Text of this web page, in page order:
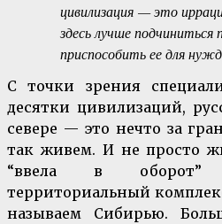
цивилизация — это
здесь лучше
приспособить ее для нужд
С точки зрения
десятки цивилизаций,
севере — это нечто за
так живем. И не просто
“ввела в оборот”
территориальный
называем Сибирью.